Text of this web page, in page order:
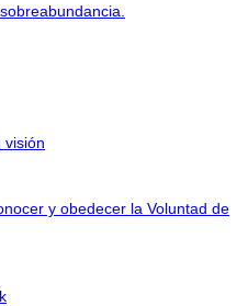
visión
y obedecer la Voluntad de